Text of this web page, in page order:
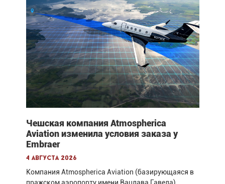
Чешская компания Atmospherica
Aviation изменила условия заказа у
Embraer
4 августа 2026
Компания Atmospherica Aviation (базирующаяся в